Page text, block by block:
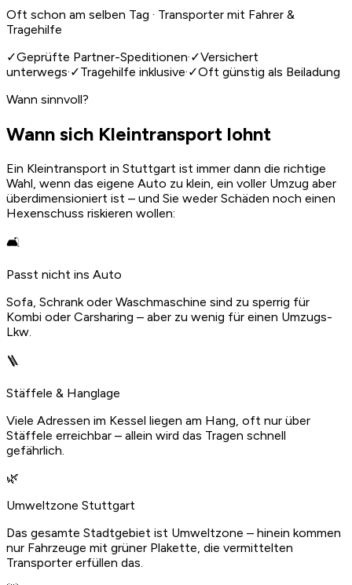
Oft schon am selben Tag · Transporter mit Fahrer &
Tragehilfe
✓Geprüfte Partner-Speditionen·✓Versichert
unterwegs·✓Tragehilfe inklusive·✓Oft günstig als Beiladung
Wann sinnvoll?
Wann sich Kleintransport lohnt
Ein Kleintransport in Stuttgart ist immer dann die richtige
Wahl, wenn das eigene Auto zu klein, ein voller Umzug aber
überdimensioniert ist – und Sie weder Schäden noch einen
Hexenschuss riskieren wollen:
🛋️
Passt nicht ins Auto
Sofa, Schrank oder Waschmaschine sind zu sperrig für
Kombi oder Carsharing – aber zu wenig für einen Umzugs-
Lkw.
🪜
Stäffele & Hanglage
Viele Adressen im Kessel liegen am Hang, oft nur über
Stäffele erreichbar – allein wird das Tragen schnell
gefährlich.
🌿
Umweltzone Stuttgart
Das gesamte Stadtgebiet ist Umweltzone – hinein kommen
nur Fahrzeuge mit grüner Plakette, die vermittelten
Transporter erfüllen das.